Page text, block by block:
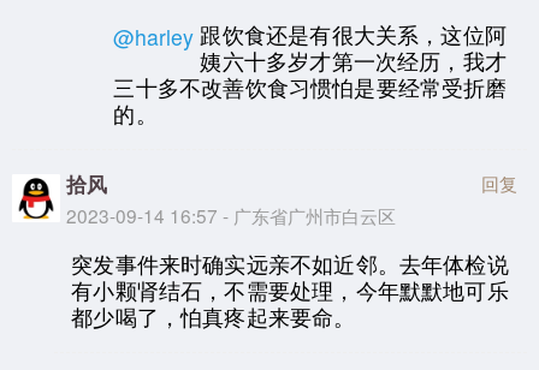
@harley 跟饮食还是有很大关系，这位阿
姨六十多岁才第一次经历，我才
三十多不改善饮食习惯怕是要经常受折磨
的。
拾风
2023-09-14 16:57 - 广东省广州市白云区
回复
突发事件来时确实远亲不如近邻。去年体检说
有小颗肾结石，不需要处理，今年默默地可乐
都少喝了，怕真疼起来要命。